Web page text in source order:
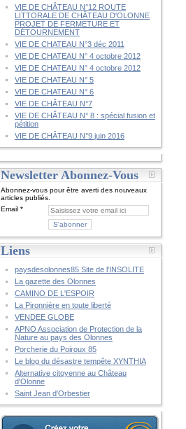
VIE DE CHÂTEAU N°12 ROUTE
LITTORALE DE CHÂTEAU D'OLONNE
PROJET DE FERMETURE ET
DÉTOURNEMENT
VIE DE CHATEAU N°3 déc 2011
VIE DE CHATEAU N° 4 octobre 2012
VIE DE CHATEAU N° 4 octobre 2012
VIE DE CHATEAU N° 5
VIE DE CHATEAU N° 6
VIE DE CHÂTEAU N°7
VIE DE CHÂTEAU N° 8 : spécial fusion et
pétition
VIE DE CHÂTEAU N°9 juin 2016
Newsletter Abonnez-Vous
Abonnez-vous pour être averti des nouveaux
articles publiés.
Email
Liens
paysdesolonnes85 Site de l'INSOLITE
La gazette des Olonnes
CAMINO DE L'ESPOIR
La Pironnière en toute liberté
VENDEE GLOBE
APNO Association de Protection de la
Nature au pays des Olonnes
Porcherie du Poiroux 85
Le blog du désastre tempête XYNTHIA
Alternative citoyenne au Château
d'Olonne
Saint Jean d'Orbestier